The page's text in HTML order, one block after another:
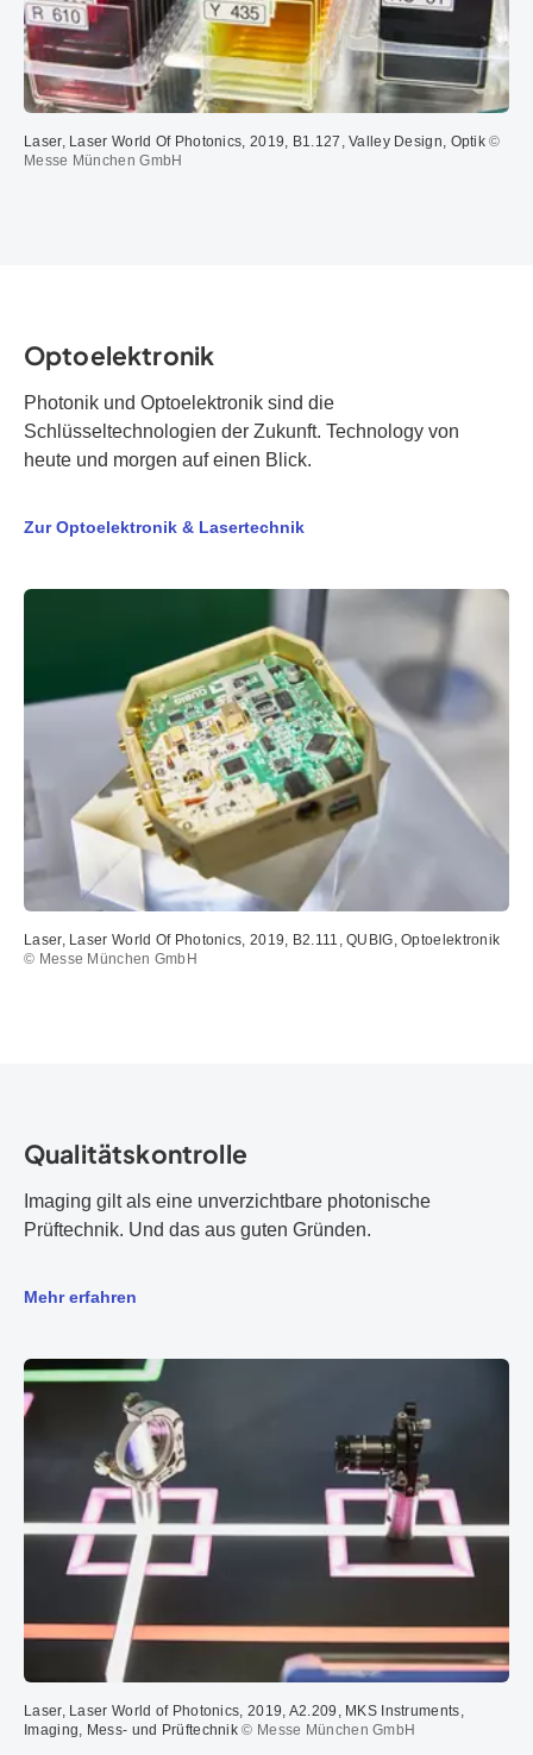
Laser, Laser World Of Photonics, 2019, B1.127, Valley Design, Optik ©
Messe München GmbH
Optoelektronik
Photonik und Optoelektronik sind die
Schlüsseltechnologien der Zukunft. Technology von
heute und morgen auf einen Blick.
Zur Optoelektronik & Lasertechnik
Laser, Laser World Of Photonics, 2019, B2.111, QUBIG, Optoelektronik
© Messe München GmbH
Qualitätskontrolle
Imaging gilt als eine unverzichtbare photonische
Prüftechnik. Und das aus guten Gründen.
Mehr erfahren
Laser, Laser World of Photonics, 2019, A2.209, MKS Instruments,
Imaging, Mess- und Prüftechnik © Messe München GmbH